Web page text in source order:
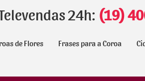
24h: (19)
de Flores Frases para a Coroa